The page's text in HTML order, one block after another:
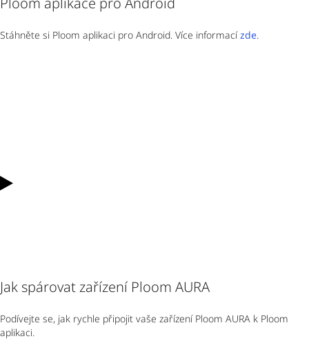
Stáhněte si Ploom aplikaci pro Android. Více informacízde.
Jak spárovat zařízení Ploom AURA
Podívejte se, jak rychle připojit vaše zařízení Ploom AURA k Ploom
aplikaci.